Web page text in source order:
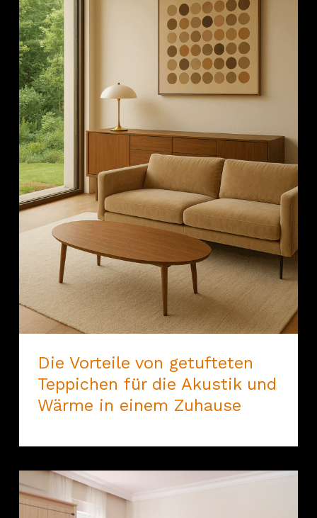
Die Vorteile von getufteten
Teppichen für die Akustik und
Wärme in einem Zuhause